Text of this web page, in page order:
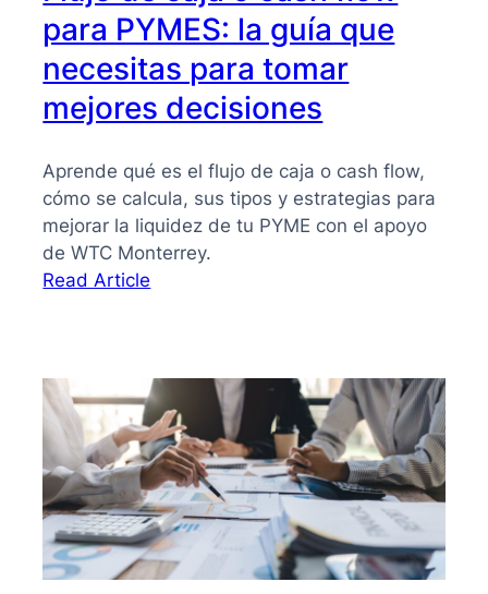
para PYMES: la guía que
necesitas para tomar
mejores decisiones
Aprende qué es el flujo de caja o cash flow,
cómo se calcula, sus tipos y estrategias para
mejorar la liquidez de tu PYME con el apoyo
de WTC Monterrey.
Read Article
o
cash
flow
para
PYMES:
la
guía
que